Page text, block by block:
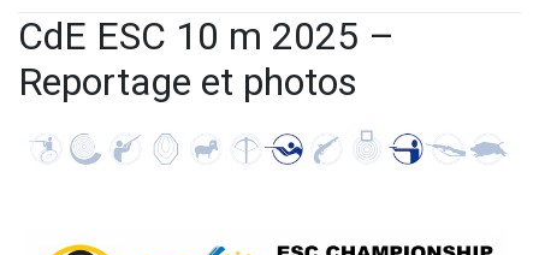
CdE ESC 10 m 2025 –
Reportage et photos